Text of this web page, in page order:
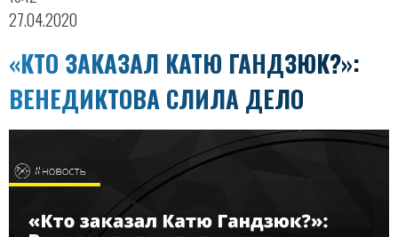
27.04.2020
«КТО ЗАКАЗАЛ КАТЮ ГАНДЗЮК?»:
ВЕНЕДИКТОВА СЛИЛА ДЕЛО